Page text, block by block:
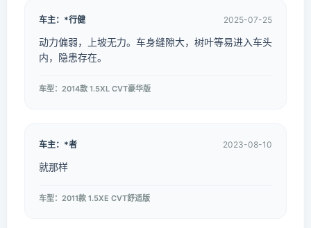
车主：*行健 2025-07-25
动力偏弱，上坡无力。车身缝隙大，树叶等易进入车头
内，隐患存在。
车型：2014款 1.5XL CVT豪华版
车主：*者 2023-08-10
就那样
车型：2011款 1.5XE CVT舒适版